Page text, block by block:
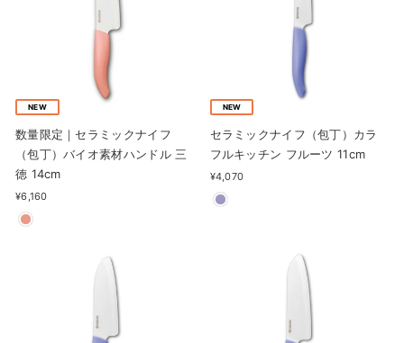
NEW
数量限定｜セラミックナイフ
（包丁）バイオ素材ハンドル 三
徳 14cm
¥6,160
NEW
セラミックナイフ（包丁）カラ
フルキッチン フルーツ 11cm
¥4,070